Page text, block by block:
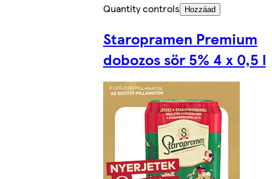
Quantity controls
Hozzáad
Staropramen Premium
dobozos sör 5% 4 x 0,5 l